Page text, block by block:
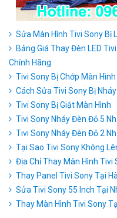
Sửa Màn Hình Tivi Sony Bị
Bảng Giá Thay Đèn LED
Chính Hãng
Tivi Sony Bị Chớp Màn Hình
Cách Sửa Tivi Sony Bị
Tivi Sony Bị Giật Màn Hình
Tivi Sony Nháy Đèn Đỏ 5
Tivi Sony Nháy Đèn Đỏ 2
Tại Sao Tivi Sony Không
Địa Chỉ Thay Màn Hình Tivi
Thay Panel Tivi Sony Tại
Sửa Tivi Sony 55 Inch Tại
Thay Màn Hình Tivi Sony